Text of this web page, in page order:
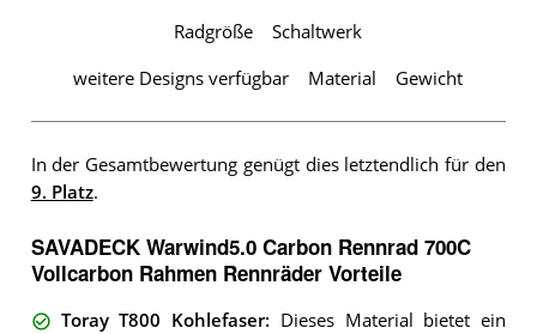
Radgröße Schaltwerk
weitere Designs verfügbar Material Gewicht
In der Gesamtbewertung genügt dies letztendlich für den
9. Platz.
SAVADECK Warwind5.0 Carbon Rennrad 700C
Vollcarbon Rahmen Rennräder Vorteile
Toray T800 Kohlefaser: Dieses Material bietet ein